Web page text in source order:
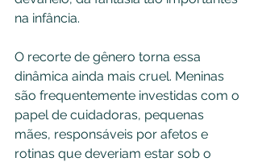
na infância.
O recorte de gênero torna essa
dinâmica ainda mais cruel. Meninas
são frequentemente investidas com o
papel de cuidadoras, pequenas
mães, responsáveis por afetos e
rotinas que deveriam estar sob o